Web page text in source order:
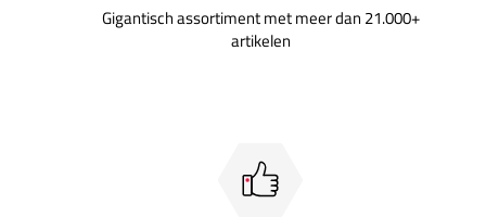
Gigantisch assortiment met meer dan 21.000+
artikelen